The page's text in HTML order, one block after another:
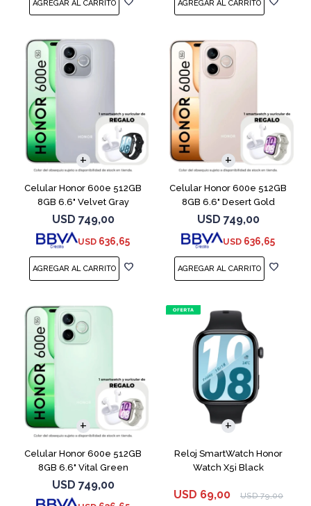
Celular Honor 600e 512GB
8GB 6.6" Velvet Gray
USD 749,00
USD 636,65
COMPARAR
Celular Honor 600e 512GB
8GB 6.6" Desert Gold
USD 749,00
USD 636,65
COMPARAR
Celular Honor 600e 512GB
8GB 6.6" Vital Green
USD 749,00
COMPARAR
Reloj SmartWatch Honor
Watch X5i Black
USD 69,00 USD 79,00